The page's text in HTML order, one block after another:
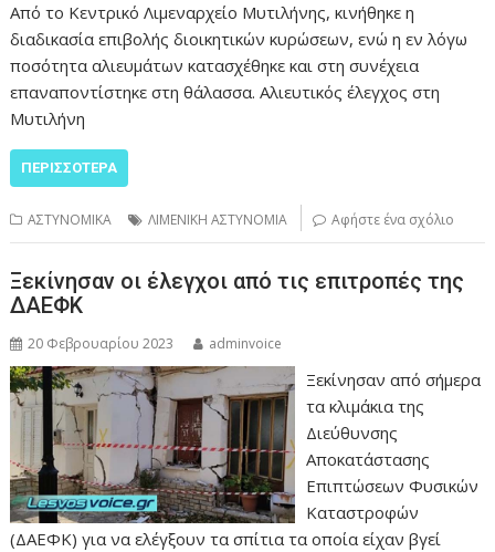
Από το Κεντρικό Λιμεναρχείο Μυτιλήνης, κινήθηκε η
διαδικασία επιβολής διοικητικών κυρώσεων, ενώ η εν λόγω
ποσότητα αλιευμάτων κατασχέθηκε και στη συνέχεια
επαναποντίστηκε στη θάλασσα. Αλιευτικός έλεγχος στη
Μυτιλήνη
ΠΕΡΙΣΣΌΤΕΡΑ
ΑΣΤΥΝΟΜΙΚΑ ΛΙΜΕΝΙΚΗ ΑΣΤΥΝΟΜΙΑ Αφήστε ένα σχόλιο
Ξεκίνησαν οι έλεγχοι από τις επιτροπές της
ΔΑΕΦΚ
20 Φεβρουαρίου 2023 adminvoice
Ξεκίνησαν από σήμερα
τα κλιμάκια της
Διεύθυνσης
Αποκατάστασης
Επιπτώσεων Φυσικών
Καταστροφών
(ΔΑΕΦΚ) για να ελέγξουν τα σπίτια τα οποία είχαν βγεί